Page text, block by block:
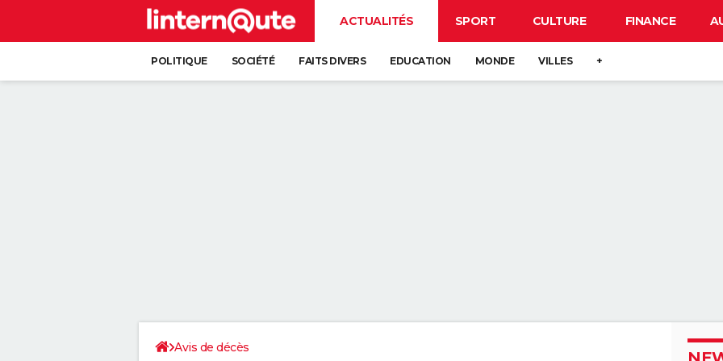
ACTUALITÉS SPORT CULTURE FINANCE
POLITIQUE SOCIÉTÉ FAITS DIVERS EDUCATION MONDE VILLES +
Avis de décès